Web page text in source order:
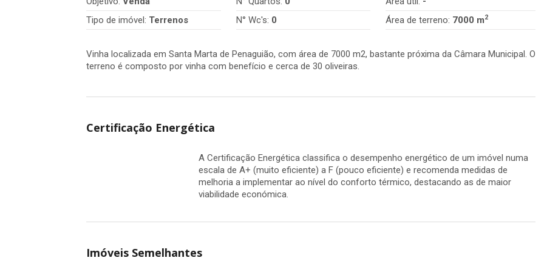
Tipo de imóvel: Terrenos
N° Wc's: 0
Área de terreno: 7000 m2
Vinha localizada em Santa Marta de Penaguião, com área de 7000 m2, bastante próxima da Câmara Municipal. O
terreno é composto por vinha com benefício e cerca de 30 oliveiras.
Certificação Energética
A Certificação Energética classifica o desempenho energético de um imóvel numa
escala de A+ (muito eficiente) a F (pouco eficiente) e recomenda medidas de
melhoria a implementar ao nível do conforto térmico, destacando as de maior
viabilidade económica.
Imóveis Semelhantes